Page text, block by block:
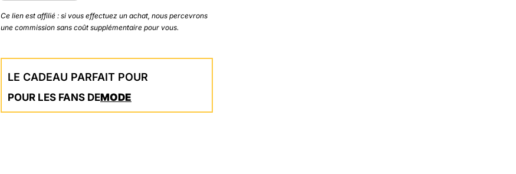
Ce lien est affilié : si vous effectuez un achat, nous percevrons
une commission sans coût supplémentaire pour vous.
LE CADEAU PARFAIT POUR
POUR LES FANS DEMODE